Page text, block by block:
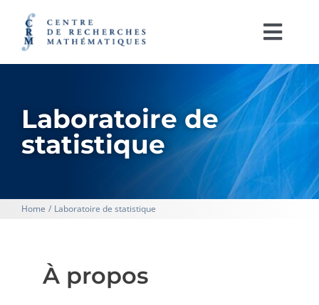
contenu
À PROPOS
ACTIVITÉS
IRL CRM-CNRS
Laboratoire de
statistique
Home Laboratoire de statistique
À propos